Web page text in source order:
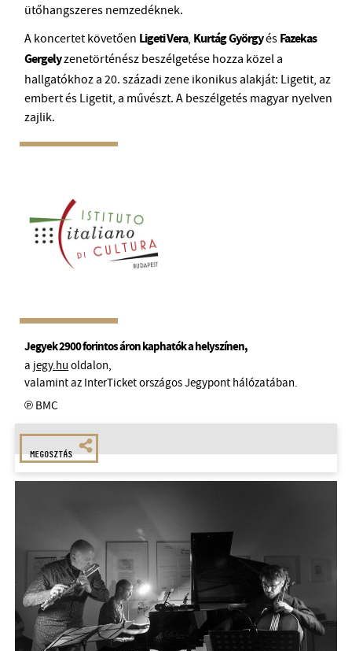
ütőhangszeres nemzedéknek.
A koncertet követően Ligeti Vera, KurtágGyörgyésFazekas
Gergelyzenetörténész beszélgetése hozza közel a
hallgatókhoz a 20. századi zene ikonikus alakját: Ligetit, az
embert és Ligetit, a művészt. A beszélgetés magyar nyelven
zajlik.
Jegyek 2900 forintos áron kaphatók a helyszínen,
a jegy.hu oldalon,
valamint az InterTicket országos Jegypont hálózatában.
℗ BMC
MEGOSZTÁS